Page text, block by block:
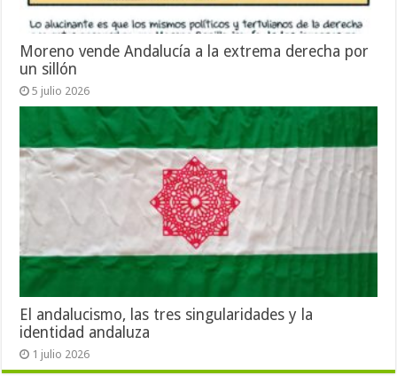
Moreno vende Andalucía a la extrema derecha por
un sillón
5 julio 2026
El andalucismo, las tres singularidades y la
identidad andaluza
1 julio 2026